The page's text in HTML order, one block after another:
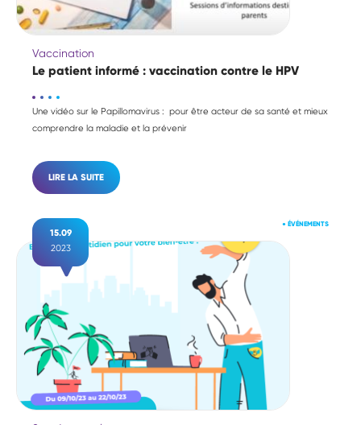
Vaccination
Le patient informé : vaccination contre le HPV
Une vidéo sur le Papillomavirus : pour être acteur de sa santé et mieux
comprendre la maladie et la prévenir
LIRE LA SUITE
15.09
2023
● ÉVÉNEMENTS